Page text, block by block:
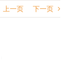
上一页 下一页